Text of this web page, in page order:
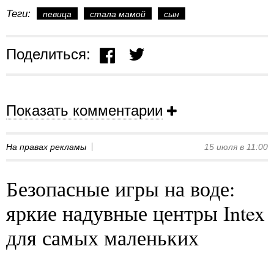
Теги: певица стала мамой сын
Поделиться:
Показать комментарии
На правах рекламы 15 июля в 11:00
Безопасные игры на воде:
яркие надувные центры Intex
для самых маленьких